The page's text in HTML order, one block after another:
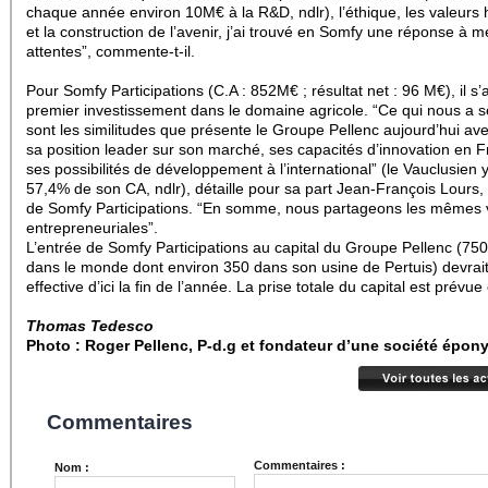
chaque année environ 10M€ à la R&D, ndlr), l’éthique, les valeurs
et la construction de l’avenir, j’ai trouvé en Somfy une réponse à
attentes”, commente-t-il.
Pour Somfy Participations (C.A : 852M€ ; résultat net : 96 M€), il
premier investissement dans le domaine agricole. “Ce qui nous a
sont les similitudes que présente le Groupe Pellenc aujourd’hui
sa position leader sur son marché, ses capacités d’innovation en
ses possibilités de développement à l’international” (le Vauclusien
57,4% de son CA, ndlr), détaille pour sa part Jean-François Lours,
de Somfy Participations. “En somme, nous partageons les mêmes
entrepreneuriales”.
L’entrée de Somfy Participations au capital du Groupe Pellenc
dans le monde dont environ 350 dans son usine de Pertuis)
effective d’ici la fin de l’année. La prise totale du capital est
Thomas Tedesco
Photo : Roger Pellenc, P-d.g et fondateur d’une société
Commentaires
Nom : Commentaires :